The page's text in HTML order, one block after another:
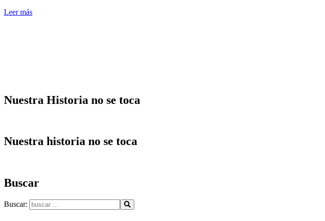
Leer más
Nuestra Historia no se toca
Nuestra historia no se toca
Buscar
Buscar: